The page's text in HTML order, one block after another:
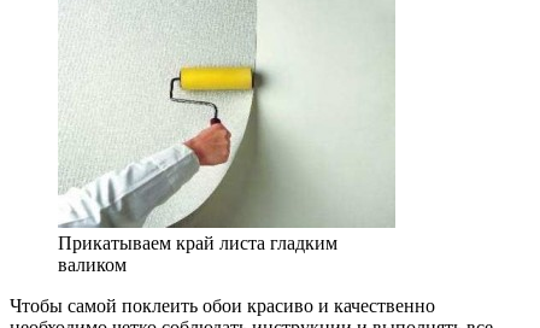
Прикатываем край листа гладким
валиком
Чтобы самой поклеить обои красиво и качественно